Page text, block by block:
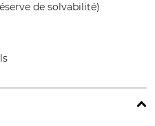
de solvabilité)